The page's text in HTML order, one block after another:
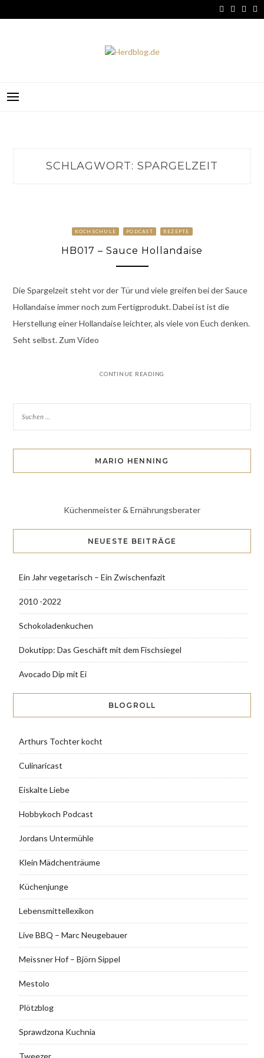
to
SCHLAGWORT: SPARGELZEIT
KOCHSCHULE PODCAST REZEPTE
HB017 – Sauce Hollandaise
Die Spargelzeit steht vor der Tür und viele greifen bei der Sauce
Hollandaise immer noch zum Fertigprodukt. Dabei ist ist die
Herstellung einer Hollandaise leichter, als viele von Euch denken.
Seht selbst. Zum Video
CONTINUE READING
MARIO HENNING
Küchenmeister & Ernährungsberater
NEUESTE BEITRÄGE
Ein Jahr vegetarisch – Ein Zwischenfazit
2010 -2022
Schokoladenkuchen
Dokutipp: Das Geschäft mit dem Fischsiegel
Avocado Dip mit Ei
BLOGROLL
Arthurs Tochter kocht
Culinaricast
Eiskalte Liebe
Hobbykoch Podcast
Jordans Untermühle
Klein Mädchenträume
Küchenjunge
Lebensmittellexikon
Live BBQ – Marc Neugebauer
Meissner Hof – Björn Sippel
Mestolo
Plötzblog
Sprawdzona Kuchnia
Tweezer